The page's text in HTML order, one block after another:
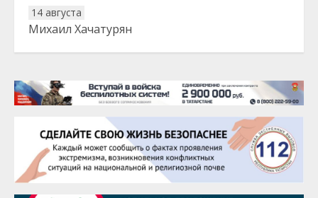
14 августа
Михаил Хачатурян
20 августа
22 августа
Евгений Ефимов
25 августа
Сэсэгма Бубеева
28 августа
Чингиз Мустафаев